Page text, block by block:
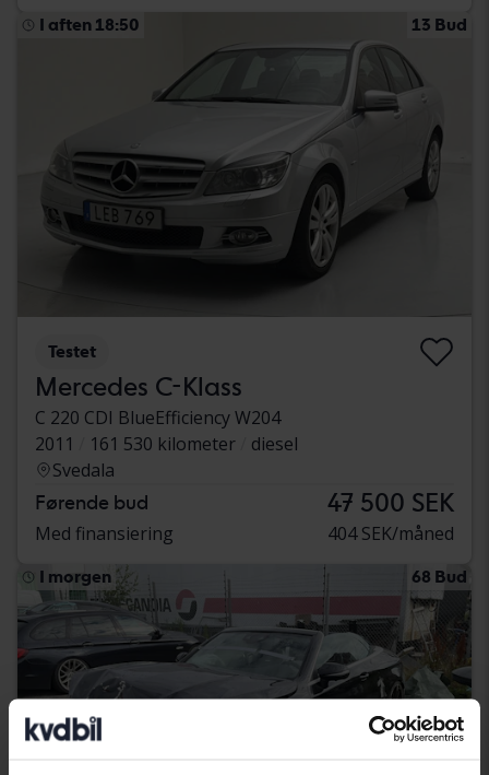
I aften 18:50 13 Bud
Testet
Mercedes C-Klass
C 220 CDI BlueEfficiency W204
2011
161 530 kilometer
diesel
Svedala
Førende bud 47 500 SEK
Med finansiering 404 SEK/måned
I morgen 68 Bud